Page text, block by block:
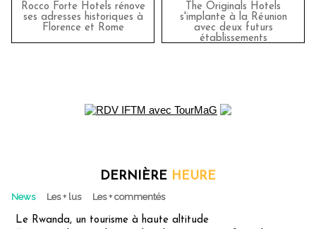
Rocco Forte Hotels rénove
ses adresses historiques à
Florence et Rome
The Originals Hotels
s'implante à la Réunion
avec deux futurs
établissements
DERNIÈRE HEURE
News Les + lus Les + commentés
Le Rwanda, un tourisme à haute altitude